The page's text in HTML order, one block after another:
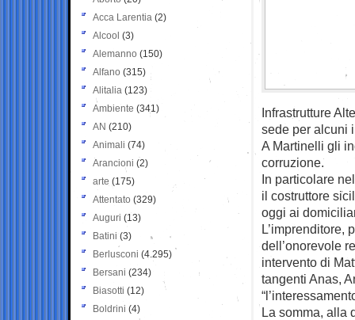
Infrastrutture
sede per alcuni
A Martinelli gli
corruzione.
In particolare
il costruttore
oggi ai
L’imprenditore,
dell’onorevole
intervento di
tangenti Anas,
La somma, alla
Acca Larentia (2)
Alcool (3)
Alemanno (150)
Alfano (315)
Alitalia (123)
Ambiente (341)
AN (210)
Animali (74)
Arancioni (2)
arte (175)
Attentato (329)
Auguri (13)
Batini (3)
Berlusconi (4.295)
Bersani (234)
Biasotti (12)
Boldrini (4)